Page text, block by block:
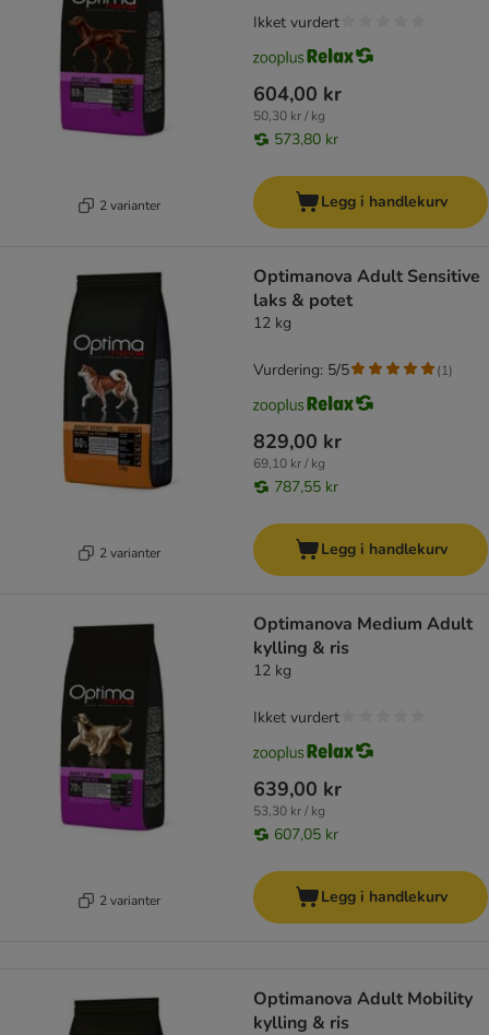
2 varianter
604,00 kr
50,30 kr / kg
573,80 kr
Ikket vurdert
Legg i handlekurv
2 varianter
Optimanova Adult Sensitive
laks & potet
12 kg
829,00 kr
69,10 kr / kg
787,55 kr
Vurdering: 5/5 (1)
Legg i handlekurv
2 varianter
Optimanova Medium Adult
kylling & ris
12 kg
639,00 kr
53,30 kr / kg
607,05 kr
Ikket vurdert
Legg i handlekurv
Optimanova Adult Mobility
kylling & ris